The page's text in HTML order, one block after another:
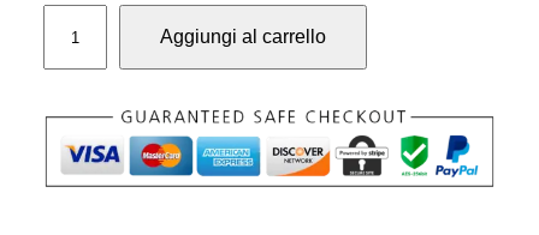
g
i
n
t
u
a
l
z
o
Aggiungi al carrello